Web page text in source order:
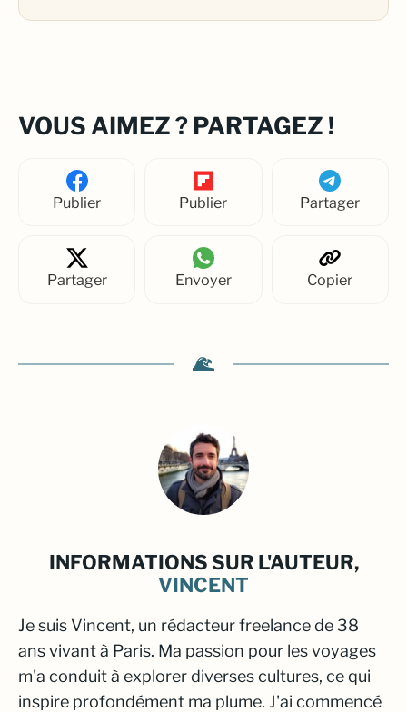
VOUS AIMEZ ? PARTAGEZ !
Publier Publier Partager
Partager Envoyer Copier
INFORMATIONS SUR L'AUTEUR,
VINCENT
Je suis Vincent, un rédacteur freelance de 38
ans vivant à Paris. Ma passion pour les voyages
m'a conduit à explorer diverses cultures, ce qui
inspire profondément ma plume. J'ai commencé